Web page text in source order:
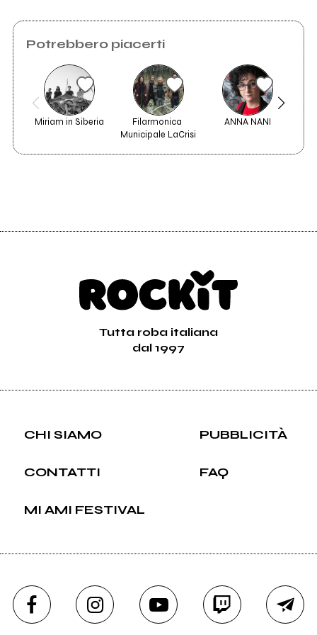
Potrebbero piacerti
Miriam in Siberia
Filarmonica
Municipale LaCrisi
ANNA NANI
Tutta roba italiana
dal 1997
CHI SIAMO PUBBLICITÀ
CONTATTI FAQ
MI AMI FESTIVAL